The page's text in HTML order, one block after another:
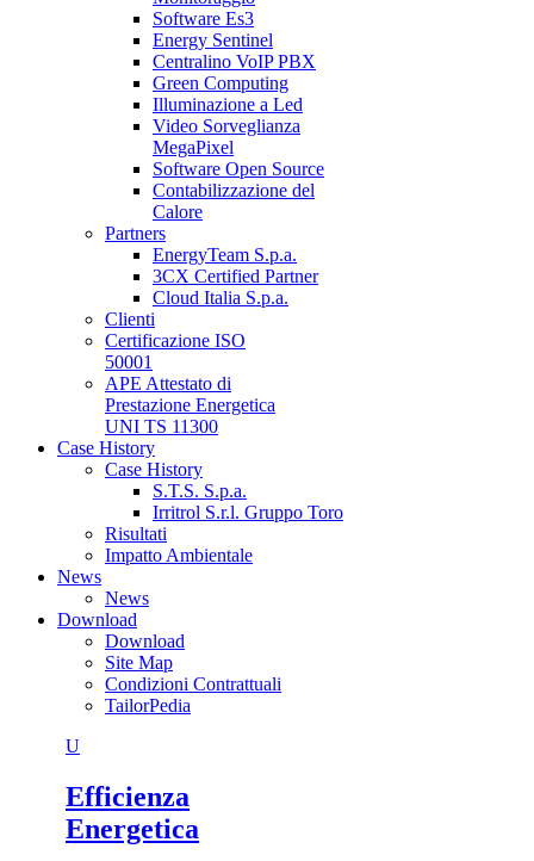
Software Es3
Energy Sentinel
Centralino VoIP PBX
Green Computing
Illuminazione a Led
Video Sorveglianza
MegaPixel
Software Open Source
Contabilizzazione del
Calore
Partners
EnergyTeam S.p.a.
3CX Certified Partner
Cloud Italia S.p.a.
Clienti
Certificazione ISO
50001
APE Attestato di
Prestazione Energetica
UNI TS 11300
Case History
Case History
S.T.S. S.p.a.
Irritrol S.r.l. Gruppo Toro
Risultati
Impatto Ambientale
News
News
Download
Download
Site Map
Condizioni Contrattuali
TailorPedia
U
Efficienza
Energetica